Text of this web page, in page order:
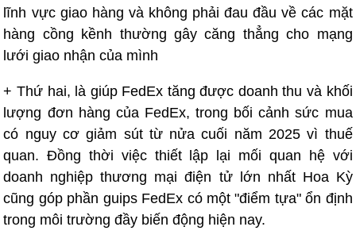
lĩnh vực giao hàng và không phải đau đầu về các mặt
hàng cồng kềnh thường gây căng thẳng cho mạng
lưới giao nhận của mình
+ Thứ hai, là giúp FedEx tăng được doanh thu và khối
lượng đơn hàng của FedEx, trong bối cảnh sức mua
có nguy cơ giảm sút từ nửa cuối năm 2025 vì thuế
quan. Đồng thời việc thiết lập lại mối quan hệ với
doanh nghiệp thương mại điện tử lớn nhất Hoa Kỳ
cũng góp phần guips FedEx có một "điểm tựa" ổn định
trong môi trường đầy biến động hiện nay.